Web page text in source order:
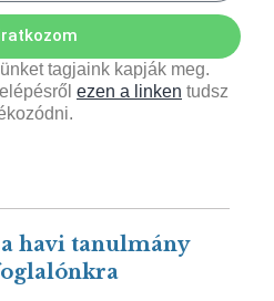
tagjaink kapják meg.
ezen a linken tudsz
havi tanulmány